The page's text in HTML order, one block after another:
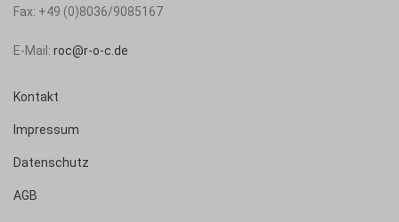
Fax: +49 (0)8036/9085167
E-Mail: roc@r-o-c.de
Kontakt
Impressum
Datenschutz
AGB